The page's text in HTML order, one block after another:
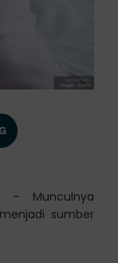
– Munculnya
sumber